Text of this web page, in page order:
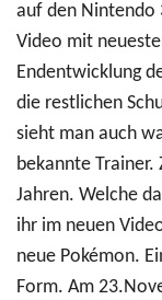
auf den Nintendo
Video mit
Endentwicklung
die restlichen
sieht man auch
bekannte Trainer.
Jahren. Welche
ihr im neuen
neue Pokémon.
Form. Am